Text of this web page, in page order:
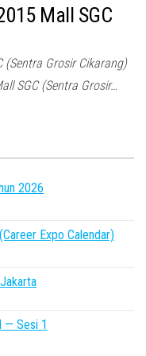
Mall SGC
(Sentra Grosir Cikarang)
SGC (Sentra Grosir…
2026
Expo Calendar)
— Sesi 1